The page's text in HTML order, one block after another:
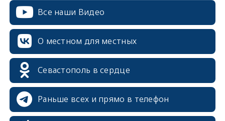
Все наши Видео
О местном для местных
Севастополь в сердце
Раньше всех и прямо в телефон